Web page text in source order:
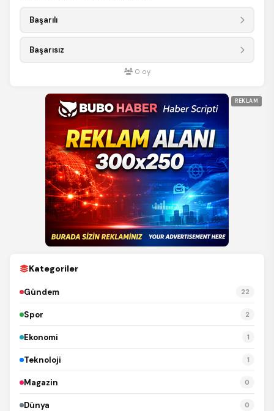
Başarılı
Başarısız
0 oy
REKLAM
Kategoriler
Gündem 22
Spor 2
Ekonomi 1
Teknoloji 1
Magazin 0
Dünya 0